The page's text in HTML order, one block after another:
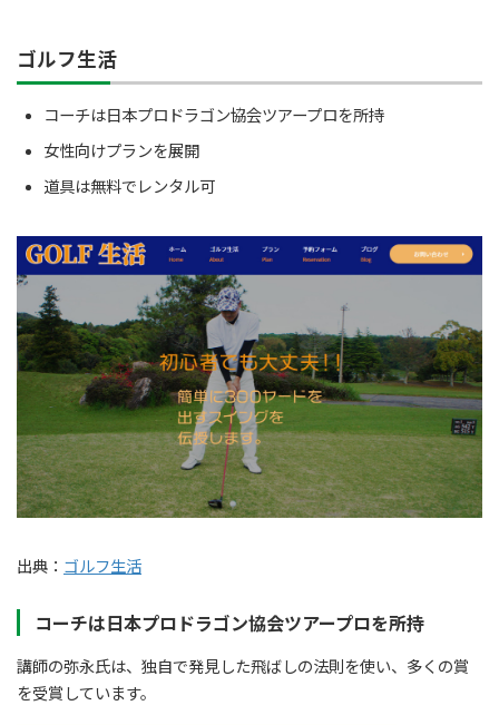
ゴルフ生活
コーチは日本プロドラゴン協会ツアープロを所持
女性向けプランを展開
道具は無料でレンタル可
出典： ゴルフ生活
コーチは日本プロドラゴン協会ツアープロを所持
講師の弥永氏は、独自で発見した飛ばしの法則を使い、多くの賞
を受賞しています。